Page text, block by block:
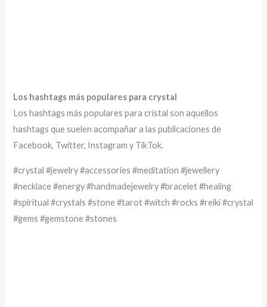
Los hashtags más populares para crystal
Los hashtags más populares para cristal son aquellos
hashtags que suelen acompañar a las publicaciones de
Facebook, Twitter, Instagram y TikTok.
#crystal #jewelry #accessories #meditation #jewellery
#necklace #energy #handmadejewelry #bracelet #healing
#spiritual #crystals #stone #tarot #witch #rocks #reiki #crystal
#gems #gemstone #stones